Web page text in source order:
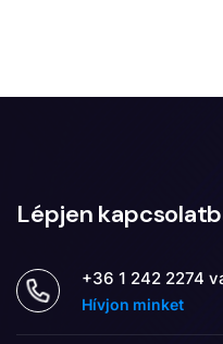
Lépjen
+36 1 242 2274
Hívjon minket